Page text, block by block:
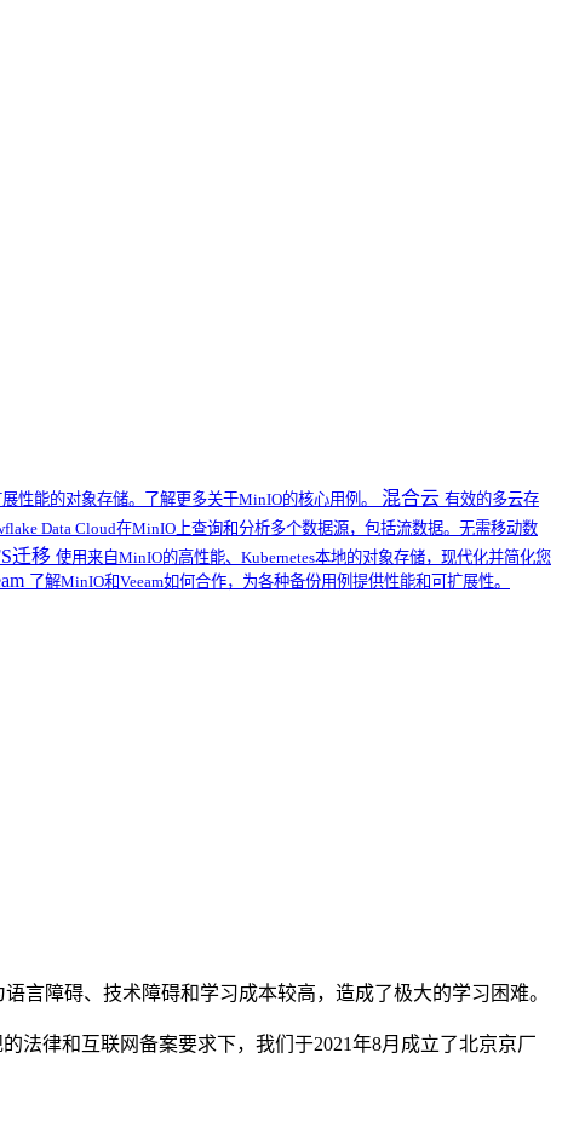
性能的对象存储。了解更多关于MinIO的核心用例。 混合云 有效的多云存
Data Cloud在MinIO上查询和分析多个数据源，包括流数据。无需移动数
迁移 使用来自MinIO的高性能、Kubernetes本地的对象存储，现代化并简化您
了解MinIO和Veeam如何合作，为各种备份用例提供性能和可扩展性。
言障碍、技术障碍和学习成本较高，造成了极大的学习困难。
法律和互联网备案要求下，我们于2021年8月成立了北京京厂